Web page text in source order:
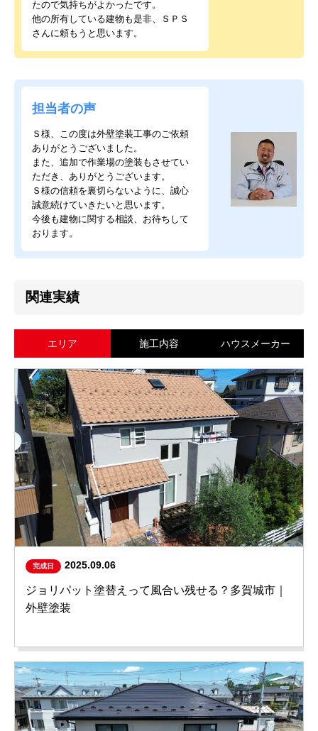
たので気持ちがよかったです。
他の所有している建物も是非、ＳＰＳ
さんに頼もうと思います。
担当者の声
Ｓ様、この度は外壁塗装工事のご依頼
ありがとうございました。
また、追加で作業場の塗装もさせてい
ただき、ありがとうございます。
Ｓ様の信頼を裏切らないように、誠心
誠意続けていきたいと思います。
今後も建物に関する相談、お待ちして
おります。
関連実績
エリア 施工内容 ハウスメーカー
完成日 2025.09.06
ジョリパット塗替えって風合い残せる？多賀城市｜
外壁塗装